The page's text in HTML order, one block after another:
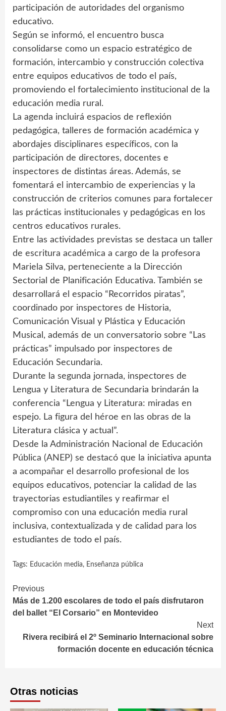
participación de autoridades del organismo
educativo.
Según se informó, el encuentro busca
consolidarse como un espacio estratégico de
formación, intercambio y construcción colectiva
entre equipos educativos de todo el país,
promoviendo el fortalecimiento institucional de la
educación media rural.
La agenda incluirá espacios de reflexión
pedagógica, talleres de formación académica y
abordajes disciplinares específicos, con la
participación de directores, docentes e
inspectores de distintas áreas. Además, se
fomentará el intercambio de experiencias y la
construcción de criterios comunes para fortalecer
las prácticas institucionales y pedagógicas en los
centros educativos rurales.
Entre las actividades previstas se destaca un taller
de escritura académica a cargo de la profesora
Mariela Silva, perteneciente a la Dirección
Sectorial de Planificación Educativa. También se
desarrollará el espacio “Recorridos piratas”,
coordinado por inspectores de Historia,
Comunicación Visual y Plástica y Educación
Musical, además de un conversatorio sobre “Las
prácticas” impulsado por inspectores de
Educación Secundaria.
Durante la segunda jornada, inspectores de
Lengua y Literatura de Secundaria brindarán la
conferencia “Lengua y Literatura: miradas en
espejo. La figura del héroe en las obras de la
Literatura clásica y actual”.
Desde la Administración Nacional de Educación
Pública (ANEP) se destacó que la iniciativa apunta
a acompañar el desarrollo profesional de los
equipos educativos, potenciar la calidad de las
trayectorias estudiantiles y reafirmar el
compromiso con una educación media rural
inclusiva, contextualizada y de calidad para los
estudiantes de todo el país.
Tags: Educación media, Enseñanza pública
Continue
Reading
Previous
Más de 1.200 escolares de todo el país disfrutaron
del ballet “El Corsario” en Montevideo
Next
Rivera recibirá el 2º Seminario Internacional sobre
formación docente en educación técnica
Otras noticias